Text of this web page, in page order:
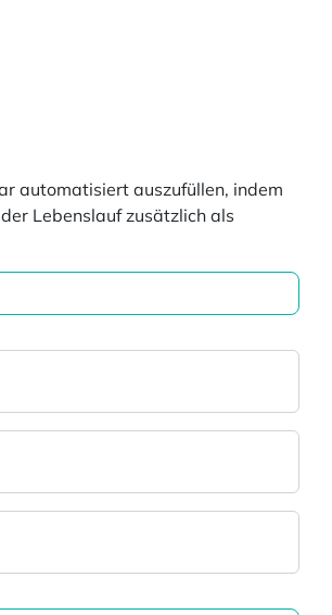
automatisiert auszufüllen, indem
Lebenslauf zusätzlich als